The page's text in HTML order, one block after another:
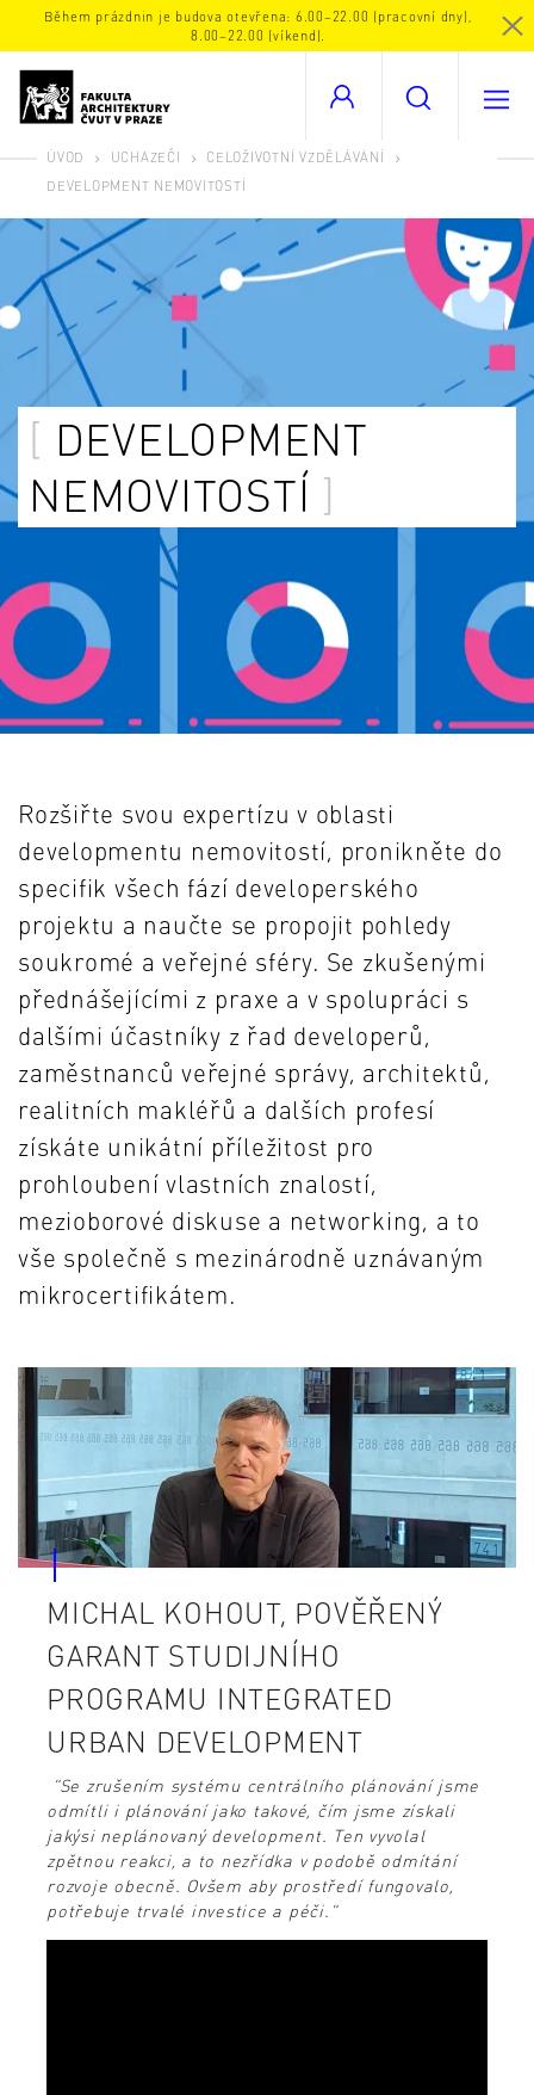
Během prázdnin je budova otevřena: 6.00–22.00 (pracovní dny),
8.00–22.00 (víkend).
ÚVOD UCHAZEČI
CELOŽIVOTNÍ VZDĚLÁVÁNÍ
DEVELOPMENT NEMOVITOSTÍ
DEVELOPMENT
NEMOVITOSTÍ
Rozšiřte svou expertízu v oblasti
developmentu nemovitostí, pronikněte do
specifik všech fází developerského
projektu a naučte se propojit pohledy
soukromé a veřejné sféry. Se zkušenými
přednášejícími z praxe a v spolupráci s
dalšími účastníky z řad developerů,
zaměstnanců veřejné správy, architektů,
realitních makléřů a dalších profesí
získáte unikátní příležitost pro
prohloubení vlastních znalostí,
mezioborové diskuse a networking, a to
vše společně s mezinárodně uznávaným
mikrocertifikátem.
MICHAL KOHOUT, POVĚŘENÝ
GARANT STUDIJNÍHO
PROGRAMU INTEGRATED
URBAN DEVELOPMENT
"Se zrušením systému centrálního plánování jsme
odmítli i plánování jako takové, čím jsme získali
jakýsi neplánovaný development. Ten vyvolal
zpětnou reakci, a to nezřídka v podobě odmítání
rozvoje obecně. Ovšem aby prostředí fungovalo,
potřebuje trvalé investice a péči."